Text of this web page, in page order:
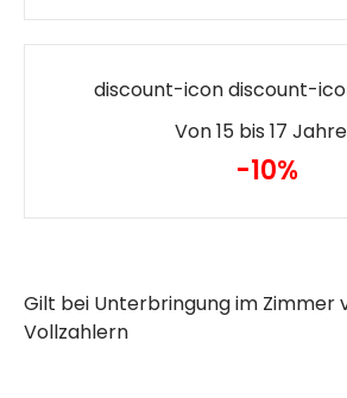
discount-icon discount-
Von 15 bis 17
-10%
Gilt bei Unterbringung im Zimmer
Vollzahlern